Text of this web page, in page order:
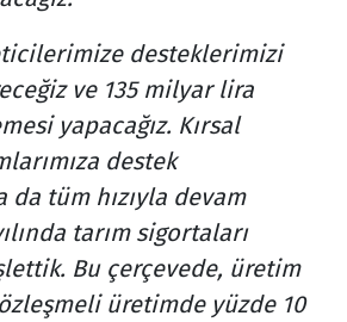
desteklerimizi
ve 135 milyar lira
yapacağız. Kırsal
destek
da tüm hızıyla devam
tarım sigortaları
Bu çerçevede, üretim
üretimde yüzde 10